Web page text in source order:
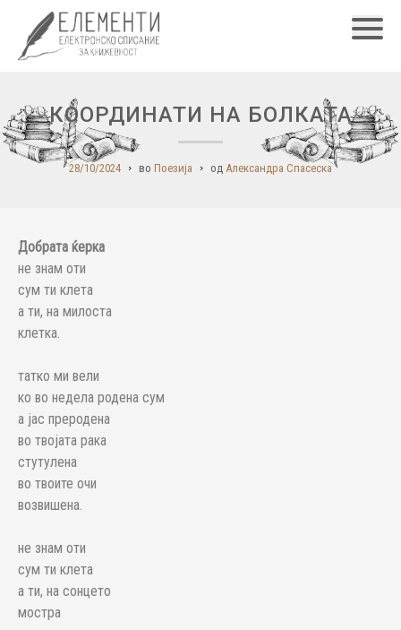
КООРДИНАТИ НА БОЛКАТА
28/10/2024 во Поезија од Александра Спасеска
Добрата ќерка
не знам оти
сум ти клета
а ти, на милоста
клетка.
татко ми вели
ко во недела родена сум
а јас преродена
во твојата рака
стутулена
во твоите очи
возвишена.
не знам оти
сум ти клета
а ти, на сонцето
мостра